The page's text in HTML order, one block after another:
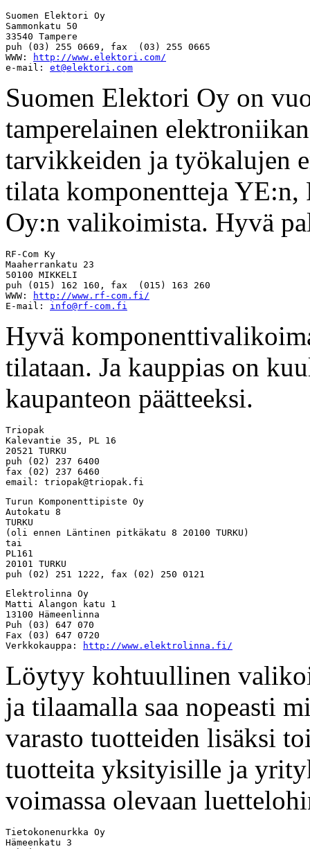
Suomen Elektori Oy
Sammonkatu 50
33540 Tampere
puh (03) 255 0669, fax  (03) 255 0665
WWW:
http://www.elektori.com/
e-mail: et@elektori.com
Suomen Elektori Oy on
tamperelainen
tarvikkeiden ja työkalujen
tilata komponentteja YE:n,
Oy:n valikoimista. Hyvä
RF-Com Ky
Maaherrankatu 23
50100 MIKKELI
puh (015) 162 160, fax  (015) 163 260
WWW:
http://www.rf-com.fi/
E-mail: info@rf-com.fi
Hyvä
tilataan. Ja kauppias on
kaupanteon päätteeksi.
Triopak
Kalevantie 35, PL 16
20521 TURKU
puh (02) 237 6400
fax (02) 237 6460
email: triopak@triopak.fi
Turun Komponenttipiste Oy
Autokatu 8
TURKU
(oli ennen Läntinen pitkäkatu 8 20100 TURKU)
tai
PL161
20101 TURKU
Elektrolinna Oy
Matti Alangon katu 1
13100 Hämeenlinna
Puh (03) 647 070
Fax (03) 647 0720
Verkkokauppa:
http://www.elektrolinna.fi/
Löytyy kohtuullinen
ja tilaamalla saa nopeasti
varasto tuotteiden lisäksi
tuotteita yksityisille ja
voimassa olevaan
Tietokonenurkka Oy
Hämeenkatu 3